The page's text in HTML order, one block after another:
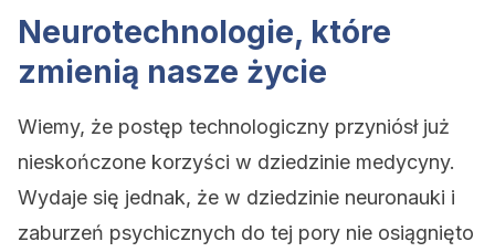
Neurotechnologie, które
zmienią nasze życie
Wiemy, że postęp technologiczny przyniósł już
nieskończone korzyści w dziedzinie medycyny.
Wydaje się jednak, że w dziedzinie neuronauki i
zaburzeń psychicznych do tej pory nie osiągnięto